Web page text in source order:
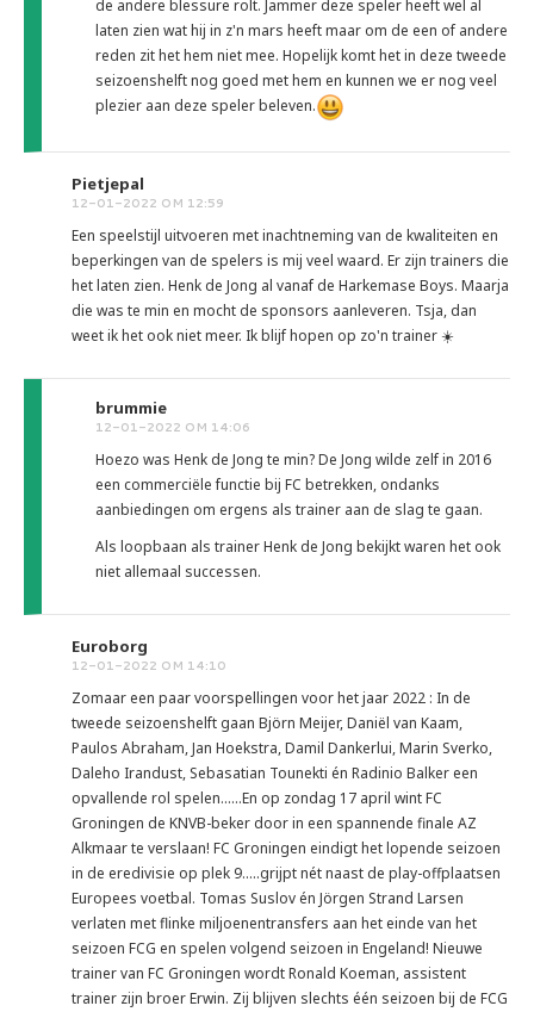
de andere blessure rolt. Jammer deze speler heeft wel al
laten zien wat hij in z'n mars heeft maar om de een of andere
reden zit het hem niet mee. Hopelijk komt het in deze tweede
seizoenshelft nog goed met hem en kunnen we er nog veel
plezier aan deze speler beleven.
Pietjepal
12-01-2022 OM 12:59
Een speelstijl uitvoeren met inachtneming van de kwaliteiten en
beperkingen van de spelers is mij veel waard. Er zijn trainers die
het laten zien. Henk de Jong al vanaf de Harkemase Boys. Maarja
die was te min en mocht de sponsors aanleveren. Tsja, dan
weet ik het ook niet meer. Ik blijf hopen op zo'n trainer ☀️
brummie
12-01-2022 OM 14:06
Hoezo was Henk de Jong te min? De Jong wilde zelf in 2016
een commerciële functie bij FC betrekken, ondanks
aanbiedingen om ergens als trainer aan de slag te gaan.
Als loopbaan als trainer Henk de Jong bekijkt waren het ook
niet allemaal successen.
Euroborg
12-01-2022 OM 14:10
Zomaar een paar voorspellingen voor het jaar 2022 : In de
tweede seizoenshelft gaan Björn Meijer, Daniël van Kaam,
Paulos Abraham, Jan Hoekstra, Damil Dankerlui, Marin Sverko,
Daleho Irandust, Sebasatian Tounekti én Radinio Balker een
opvallende rol spelen......En op zondag 17 april wint FC
Groningen de KNVB-beker door in een spannende finale AZ
Alkmaar te verslaan! FC Groningen eindigt het lopende seizoen
in de eredivisie op plek 9.....grijpt nét naast de play-offplaatsen
Europees voetbal. Tomas Suslov én Jörgen Strand Larsen
verlaten met flinke miljoenentransfers aan het einde van het
seizoen FCG en spelen volgend seizoen in Engeland! Nieuwe
trainer van FC Groningen wordt Ronald Koeman, assistent
trainer zijn broer Erwin. Zij blijven slechts één seizoen bij de FCG